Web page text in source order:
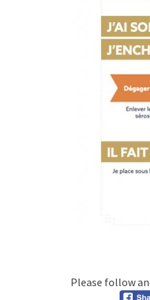
Please follow